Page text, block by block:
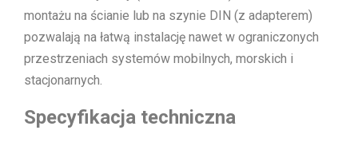
montażu na ścianie lub na szynie DIN (z adapterem)
pozwalają na łatwą instalację nawet w ograniczonych
przestrzeniach systemów mobilnych, morskich i
stacjonarnych.
Specyfikacja techniczna